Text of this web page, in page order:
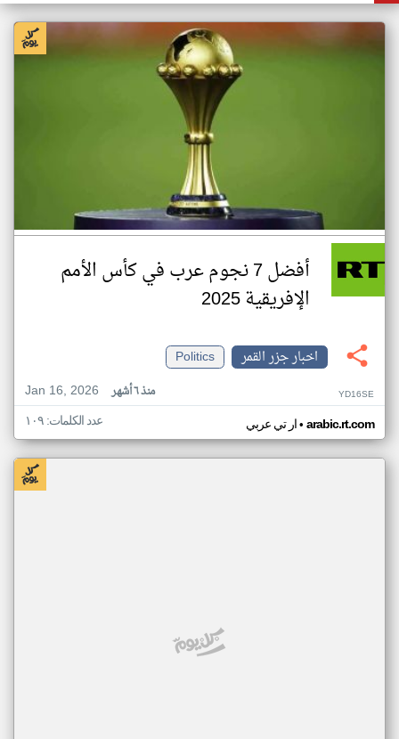
أفضل 7 نجوم عرب في كأس الأمم
الإفريقية 2025
اخبار جزر القمر
Politics
Jan 16, 2026
منذ ٦ أشهر YD16SE
ار تي عربي• arabic.rt.com عدد الكلمات: ١٠٩